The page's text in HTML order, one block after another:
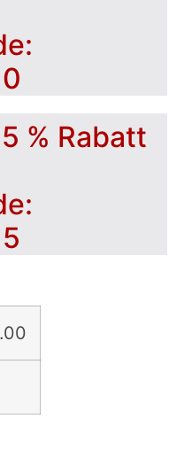
% Rabatt